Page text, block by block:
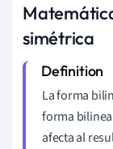
simétrica
La forma
forma
afecta al